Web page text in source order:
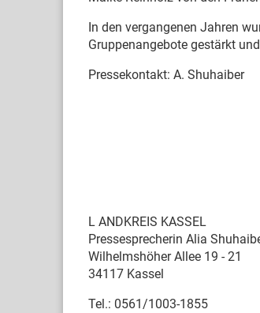
In den vergangenen Jahren
Gruppenangebote gestärkt
Pressekontakt: A. Shuhaiber
L ANDKREIS KASSEL
Pressesprecherin Alia
Wilhelmshöher Allee 19 - 21
34117 Kassel
Tel.: 0561/1003-1855